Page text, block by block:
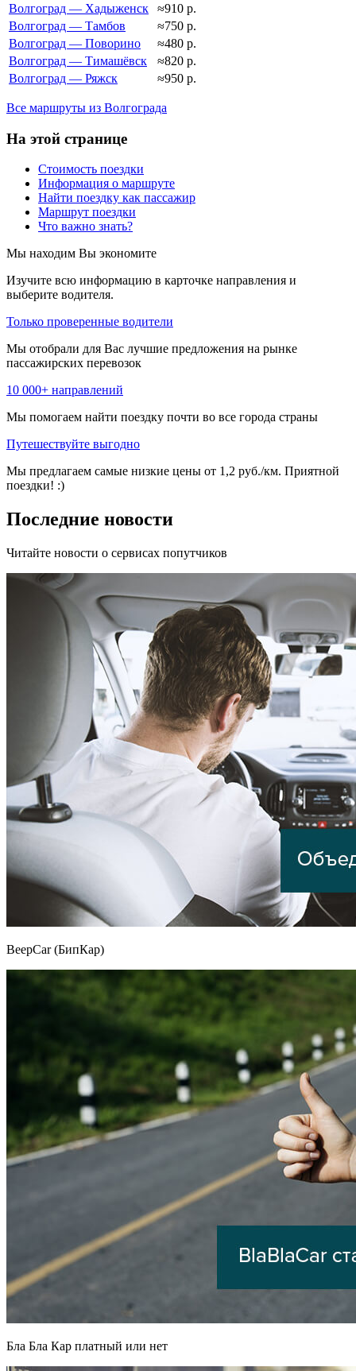
Волгоград — Хадыженск
≈910 р.
Волгоград — Тамбов
≈750 р.
Волгоград — Поворино
≈480 р.
Волгоград — Тимашёвск
≈820 р.
Волгоград — Ряжск
≈950 р.
Все маршруты из Волгограда
На этой странице
Стоимость поездки
Информация о маршруте
Найти поездку как пассажир
Маршрут поездки
Что важно знать?
Мы находим Вы экономите
Изучите всю информацию в карточке направления и
выберите водителя.
Только проверенные водители
Мы отобрали для Вас лучшие предложения на рынке
пассажирских перевозок
10 000+ направлений
Мы помогаем найти поездку почти во все города страны
Путешествуйте выгодно
Мы предлагаем самые низкие цены от 1,2 руб./км. Приятной
поездки! :)
Последние новости
Читайте новости о сервисах попутчиков
BeepCar (БипКар)
Бла Бла Кар платный или нет